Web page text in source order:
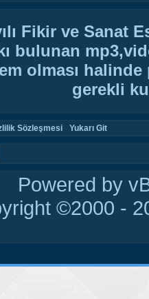
Fikir ve Sanat
bulunan
olması
gerekli
Sözleşmesi Yukarı Git
Powered by
©2000 -